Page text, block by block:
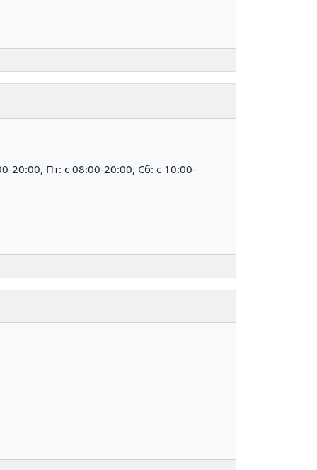
20:00, Пт: c 08:00-20:00, Сб: c 10:00-